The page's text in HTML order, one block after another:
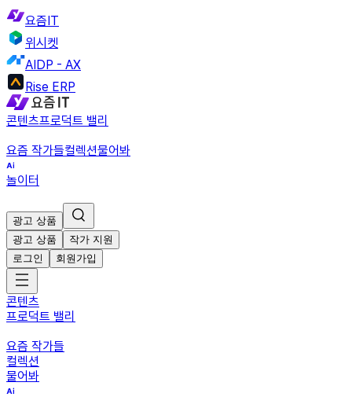
요즘IT
위시켓
AIDP - AX
Rise ERP
콘텐츠프로덕트 밸리
요즘 작가들컬렉션물어봐
놀이터
광고 상품
광고 상품
작가 지원
로그인
회원가입
콘텐츠
프로덕트 밸리
요즘 작가들
컬렉션
물어봐